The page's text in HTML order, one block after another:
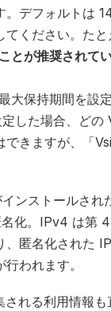
。デフォルトは
てください。た
ことが推奨されて
大保持期間を設
した場合、ど
できますが、「
ンストールさ
化。IPv4 は第
、匿名化された
われます。
れる利用情報